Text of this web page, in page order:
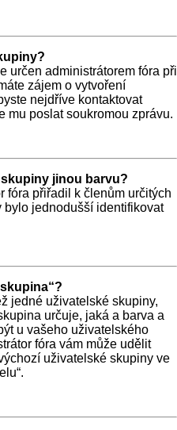
určen administrátorem fóra při
zájem o vytvoření
nejdříve kontaktovat
mu poslat soukromou zprávu.
jinou barvu?
fóra přiřadil k členům určitých
jednodušší identifikovat
jedné uživatelské skupiny,
určuje, jaká a barva a
u vašeho uživatelského
fóra vám může udělit
uživatelské skupiny ve